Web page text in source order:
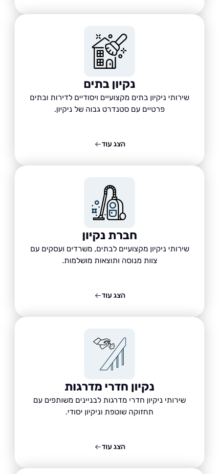
נקיון בתים
שירותי ניקיון בתים מקצועיים ויסודיים לדירות ובתים
פרטיים עם סטנדרט גבוה של ניקיון.
חברת נקיון
שירותי ניקיון מקצועיים לבתים, משרדים ועסקים עם
צוות מנוסה ותוצאות מושלמות.
נקיון חדרי מדרגות
שירותי ניקיון חדרי מדרגות לבניינים משותפים עם
תחזוקה שוטפת וניקיון יסודי.